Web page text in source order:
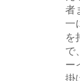
者
一
を
で
ー
掛